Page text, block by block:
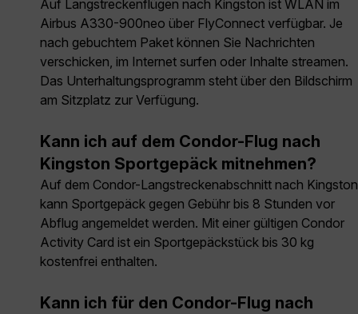
Auf Langstreckenflügen nach Kingston ist WLAN im
Airbus A330-900neo über FlyConnect verfügbar. Je
nach gebuchtem Paket können Sie Nachrichten
verschicken, im Internet surfen oder Inhalte streamen.
Das Unterhaltungsprogramm steht über den Bildschirm
am Sitzplatz zur Verfügung.
Kann ich auf dem Condor-Flug nach
Kingston Sportgepäck mitnehmen?
Auf dem Condor-Langstreckenabschnitt nach Kingston
kann Sportgepäck gegen Gebühr bis 8 Stunden vor
Abflug angemeldet werden. Mit einer gültigen Condor
Activity Card ist ein Sportgepäckstück bis 30 kg
kostenfrei enthalten.
Kann ich für den Condor-Flug nach